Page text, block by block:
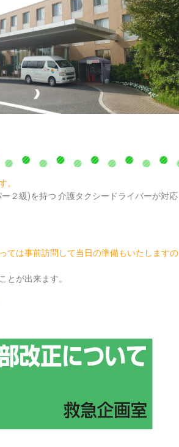
。
２級)を持つ 介護タクシードライバーが対応
ては事前訪問して当日の準備もいたしますの
とが出来ます。